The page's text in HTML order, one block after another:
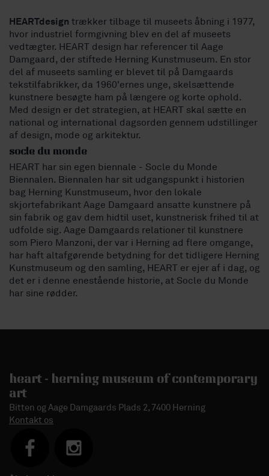
HEARTdesign trækker tilbage til museets åbning i 1977,
hvor industriel formgivning blev en del af museets
vedtægter. HEART design har referencer til Aage
Damgaard, der stiftede Herning Kunstmuseum. En stor
del af museets samling er blevet til på Damgaards
tekstilfabrikker, da 1960'ernes unge, skelsættende
kunstnere besøgte ham på længere og korte ophold.
Med design er det strategien, at HEART skal sætte en
national og international dagsorden gennem udstillinger
af design, mode og arkitektur.
socle du monde
HEART har sin egen biennale - Socle du Monde
Biennalen. Biennalen har sit udgangspunkt i historien
bag Herning Kunstmuseum, hvor den lokale
skjortefabrikant Aage Damgaard ansatte kunstnere på
sin fabrik og gav dem hidtil uset, kunstnerisk frihed til at
udfolde sig. Aage Damgaards relationer til kunstnere
som Piero Manzoni, der var i Herning ad flere omgange,
har haft altafgørende betydning for det tidligere Herning
Kunstmuseum og den samling, HEART er ejer af i dag, og
det er i denne enestående historie, at Socle du Monde
har sine rødder.
heart - herning museum of contemporary
art
Bitten og Aage Damgaards Plads 2, 7400 Herning
Kontakt os